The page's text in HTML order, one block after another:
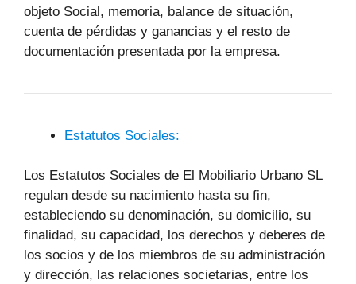
objeto Social, memoria, balance de situación,
cuenta de pérdidas y ganancias y el resto de
documentación presentada por la empresa.
Estatutos Sociales:
Los Estatutos Sociales de El Mobiliario Urbano SL
regulan desde su nacimiento hasta su fin,
estableciendo su denominación, su domicilio, su
finalidad, su capacidad, los derechos y deberes de
los socios y de los miembros de su administración
y dirección, las relaciones societarias, entre los